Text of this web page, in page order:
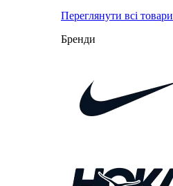
Переглянути всі товари
Бренди